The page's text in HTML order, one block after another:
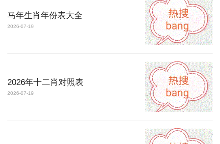
马年生肖年份表大全
2026-07-19
2026年十二肖对照表
2026-07-19